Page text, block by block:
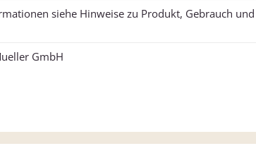
siehe Hinweise zu Produkt, Gebrauch und
GmbH